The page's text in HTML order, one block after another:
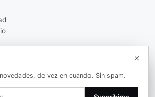
de vez en cuando. Sin spam.